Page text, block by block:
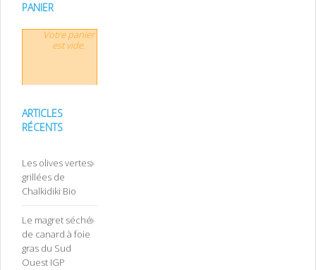
PANIER
Votre panier
est vide.
ARTICLES
RÉCENTS
Les olives vertes
grillées de
Chalkidiki Bio
Le magret séché
de canard à foie
gras du Sud
Ouest IGP